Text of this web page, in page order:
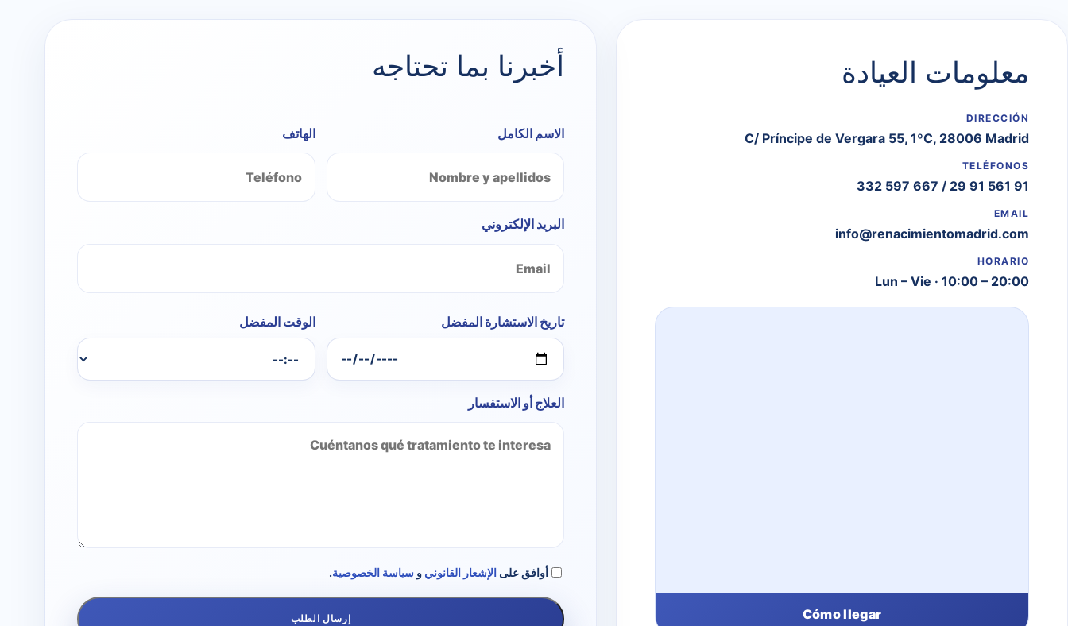
معلومات العيادة
DIRECCIÓN
C/ Príncipe de Vergara 55, 1ºC, 28006 Madrid
TELÉFONOS
91 561 91 29
/
667 597 332
EMAIL
info@renacimientomadrid.com
HORARIO
Lun – Vie · 10:00 – 20:00
Cómo llegar
أخبرنا بما تحتاجه
الاسم الكامل الهاتف
البريد الإلكتروني
تاريخ الاستشارة المفضل الوقت المفضل
العلاج أو الاستفسار
أوافق على الإشعار القانوني و سياسة الخصوصية.
إرسال الطلب